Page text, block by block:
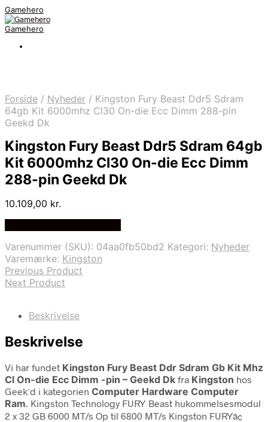
Gamehero
Gamehero
Forside / Nyheder / Kingston Fury Beast Ddr5 Sdram
64gb Kit 6000mhz Cl30 On-die Ecc Dimm 288-pin
Geekd Dk
Kingston Fury Beast Ddr5 Sdram 64gb
Kit 6000mhz Cl30 On-die Ecc Dimm
288-pin Geekd Dk
10.109,00 kr.
Varenummer (SKU): 04aa0fb50bd2 Kategori: Nyheder
Varemærke: Kingston
Previous Product
Next Product
Beskrivelse
Beskrivelse
Vi har fundet Kingston Fury Beast Ddr Sdram Gb Kit Mhz
Cl On-die Ecc Dimm -pin – Geekd Dk fra Kingston hos
Geek´d i kategorien Computer Hardware Computer
Ram. Kingston Technology FURY Beast hukommelsesmodul
2 x 32 GB 6000 MT/s Op til 6800 MT/s Kingston FURYâ¢